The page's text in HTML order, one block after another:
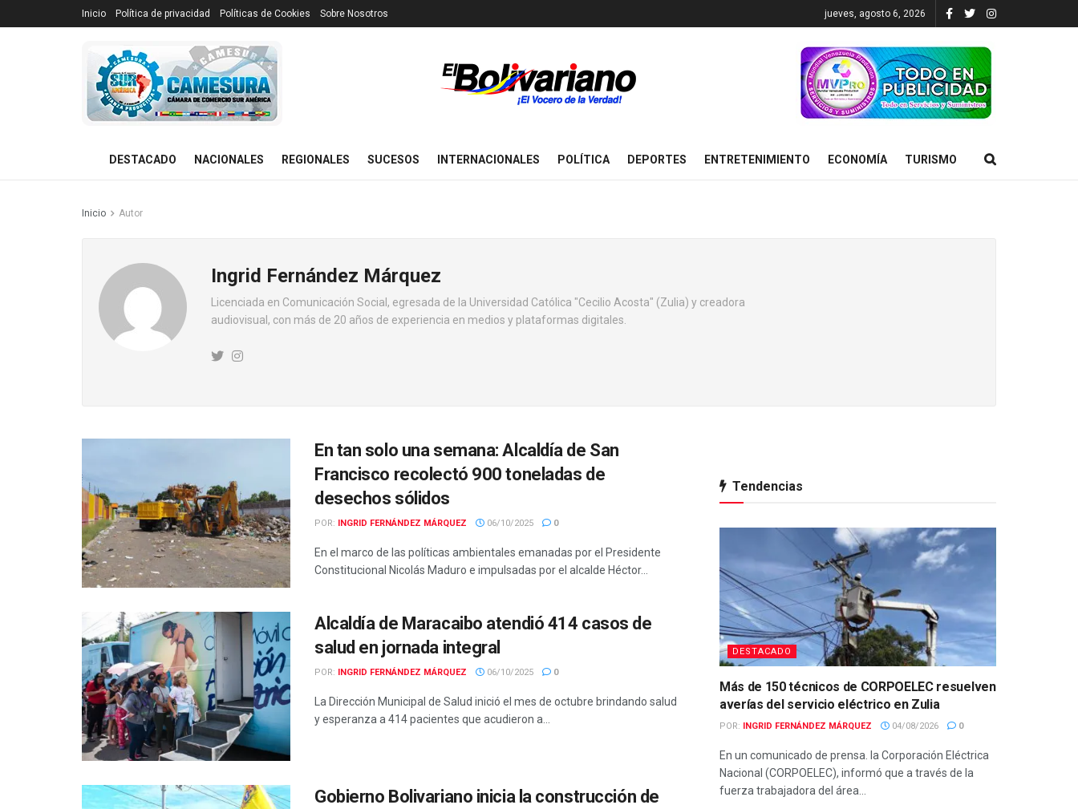
Inicio Política de privacidad Políticas de Cookies Sobre Nosotros jueves, agosto 6, 2026
DESTACADO NACIONALES REGIONALES SUCESOS INTERNACIONALES POLÍTICA DEPORTES ENTRETENIMIENTO ECONOMÍA TURISMO
Inicio Autor
Ingrid Fernández Márquez
Licenciada en Comunicación Social, egresada de la Universidad Católica "Cecilio Acosta" (Zulia) y creadora
audiovisual, con más de 20 años de experiencia en medios y plataformas digitales.
En tan solo una semana: Alcaldía de San
Francisco recolectó 900 toneladas de
desechos sólidos
POR: INGRID FERNÁNDEZ MÁRQUEZ 06/10/2025 0
En el marco de las políticas ambientales emanadas por el Presidente
Constitucional Nicolás Maduro e impulsadas por el alcalde Héctor...
Alcaldía de Maracaibo atendió 414 casos de
salud en jornada integral
POR: INGRID FERNÁNDEZ MÁRQUEZ 06/10/2025 0
La Dirección Municipal de Salud inició el mes de octubre brindando salud
y esperanza a 414 pacientes que acudieron a...
Gobierno Bolivariano inicia la construcción de
Tendencias
DESTACADO
Más de 150 técnicos de CORPOELEC resuelven
averías del servicio eléctrico en Zulia
POR: INGRID FERNÁNDEZ MÁRQUEZ 04/08/2026 0
En un comunicado de prensa. la Corporación Eléctrica
Nacional (CORPOELEC), informó que a través de la
fuerza trabajadora del área...